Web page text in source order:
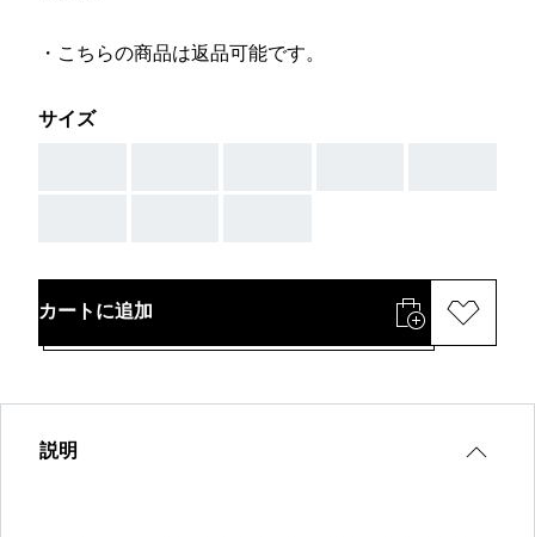
・こちらの商品は返品可能です。
サイズ
カートに追加
説明